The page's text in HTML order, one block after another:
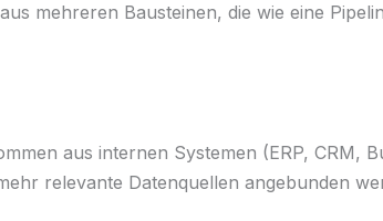
mehreren Bausteinen, die wie eine
aus internen Systemen (ERP,
relevante Datenquellen angebunden